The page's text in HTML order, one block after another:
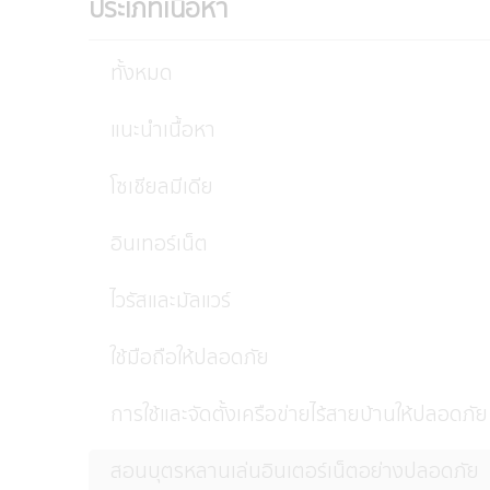
ประเภทเนื้อหา
ทั้งหมด
แนะนำเนื้อหา
โซเชียลมีเดีย
อินเทอร์เน็ต
ไวรัสและมัลแวร์
ใช้มือถือให้ปลอดภัย
การใช้และจัดตั้งเครือข่ายไร้สายบ้านให้ปลอดภัย